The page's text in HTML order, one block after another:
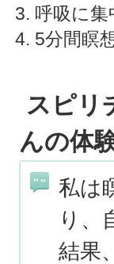
呼吸に集
5分間瞑
スピリ
んの体
私は
り、
結果